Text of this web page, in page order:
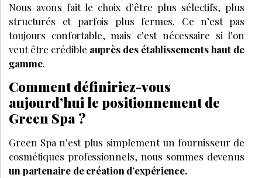
Nous avons fait le choix d’être plus sélectifs, plus
structurés et parfois plus fermes. Ce n’est pas
toujours confortable, mais c’est nécessaire si l’on
veut être crédible auprès des établissements haut de
gamme.
Comment définiriez-vous
aujourd’hui le positionnement de
Green Spa ?
Green Spa n’est plus simplement un fournisseur de
cosmétiques professionnels, nous sommes devenus
un partenaire de création d’expérience.